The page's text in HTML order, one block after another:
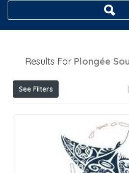
Results For Plongée
See Filters